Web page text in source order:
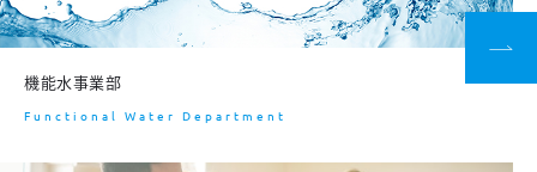
機能水事業部
Functional Water Department